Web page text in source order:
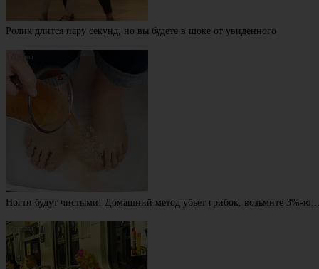
Ролик длится пару секунд, но вы будете в шоке от увиденного
Ногти будут чистыми! Домашний метод убьет грибок, возьмите 3%-